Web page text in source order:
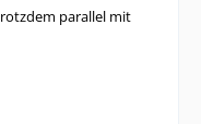
parallel mit